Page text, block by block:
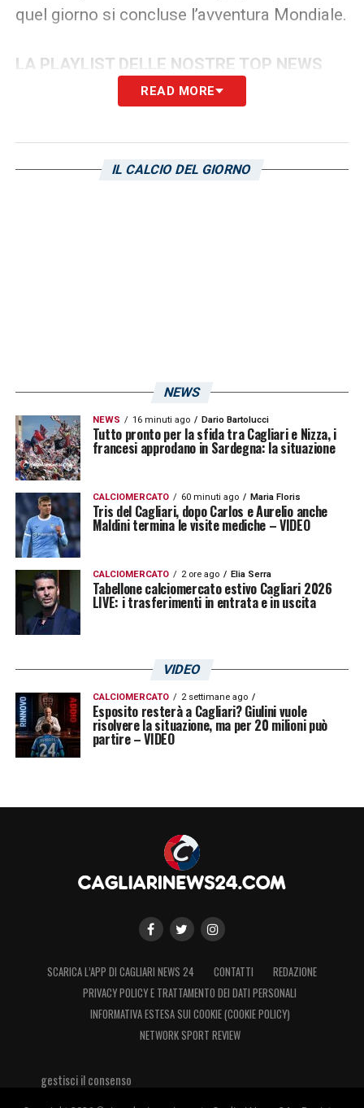
quel giorno si concluse l’avventura Mondiale.
LA PLAYLIST DELLE NOSTRE TOP NEWS
READ MORE
IL CALCIO DEL GIORNO
NEWS
NEWS 16 minuti ago Dario Bartolucci
Tutto pronto per la sfida tra Cagliari e Nizza, i
francesi approdano in Sardegna: la situazione
CALCIOMERCATO 60 minuti ago Maria Floris
Tris del Cagliari, dopo Carlos e Aurelio anche
Maldini termina le visite mediche – VIDEO
CALCIOMERCATO 2 ore ago Elia Serra
Tabellone calciomercato estivo Cagliari 2026
LIVE: i trasferimenti in entrata e in uscita
VIDEO
CALCIOMERCATO 2 settimane ago
Esposito resterà a Cagliari? Giulini vuole
risolvere la situazione, ma per 20 milioni può
partire – VIDEO
SCARICA L’APP DI CAGLIARI NEWS 24 CONTATTI
REDAZIONE
PRIVACY POLICY E TRATTAMENTO DEI DATI PERSONALI
INFORMATIVA ESTESA SUI COOKIE (COOKIE POLICY)
NETWORK SPORT REVIEW
gestisci il consenso